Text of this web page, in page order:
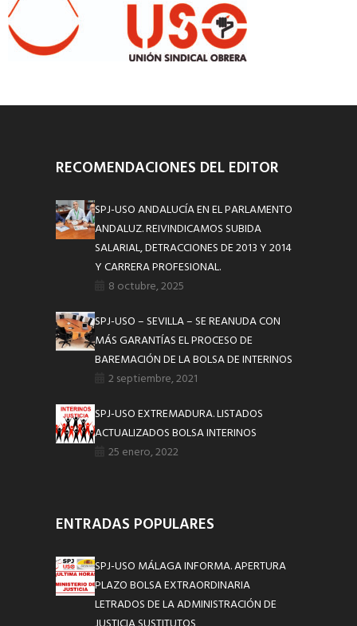
RECOMENDACIONES DEL EDITOR
SPJ-USO ANDALUCÍA EN EL PARLAMENTO
ANDALUZ. REIVINDICAMOS SUBIDA
SALARIAL, DETRACCIONES DE 2013 Y 2014
Y CARRERA PROFESIONAL.
8 octubre, 2025
SPJ-USO – SEVILLA – SE REANUDA CON
MÁS GARANTÍAS EL PROCESO DE
BAREMACIÓN DE LA BOLSA DE INTERINOS
2 septiembre, 2021
SPJ-USO EXTREMADURA. LISTADOS
ACTUALIZADOS BOLSA INTERINOS
25 enero, 2022
ENTRADAS POPULARES
SPJ-USO MÁLAGA INFORMA. APERTURA
PLAZO BOLSA EXTRAORDINARIA
LETRADOS DE LA ADMINISTRACIÓN DE